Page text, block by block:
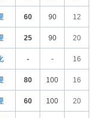
60 90 12
25 90 20
- - 16
80 100 16
60 100 20